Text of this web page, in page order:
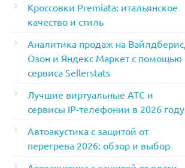
Кроссовки Premiata: итальянское
качество и стиль
Аналитика продаж на Вайлдберис,
Озон и Яндекс Маркет с помощью
сервиса Sellerstats
Лучшие виртуальные АТС и
сервисы IP-телефонии в 2026 году
Автоакустика с защитой от
перегрева 2026: обзор и выбор